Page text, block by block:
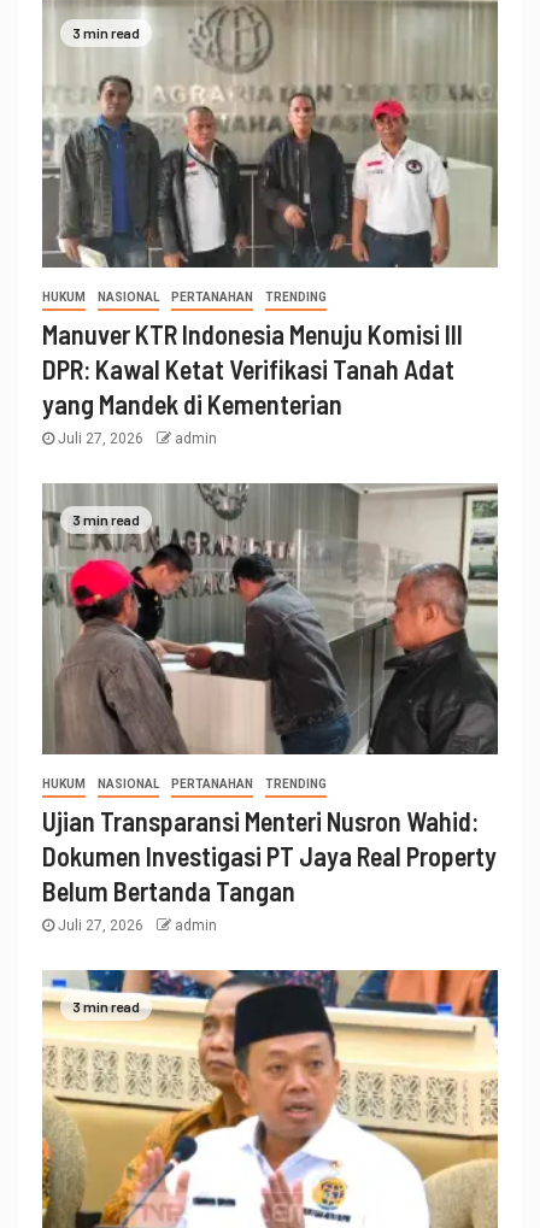
3 min read
HUKUM NASIONAL PERTANAHAN TRENDING
Manuver KTR Indonesia Menuju Komisi III
DPR: Kawal Ketat Verifikasi Tanah Adat
yang Mandek di Kementerian
Juli 27, 2026 admin
3 min read
HUKUM NASIONAL PERTANAHAN TRENDING
Ujian Transparansi Menteri Nusron Wahid:
Dokumen Investigasi PT Jaya Real Property
Belum Bertanda Tangan
Juli 27, 2026 admin
3 min read